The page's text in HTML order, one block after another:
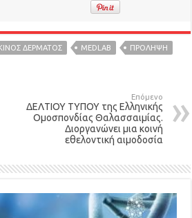
ΔΕΡΜΑΤΟΣ ΜΕDLAB ΠΡΟΛΗΨΗ
Επόμενο
ΔΕΛΤΙΟΥ ΤΥΠΟΥ της Ελληνικής
Ομοσπονδίας Θαλασσαιμίας.
Διοργανώνει μια κοινή
εθελοντική αιμοδοσία